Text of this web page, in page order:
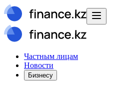
Частным лицам
Новости
Бизнесу